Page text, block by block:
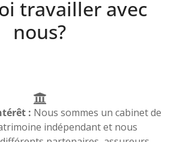
travailler avec
nous?
: Nous sommes un cabinet de
indépendant et nous